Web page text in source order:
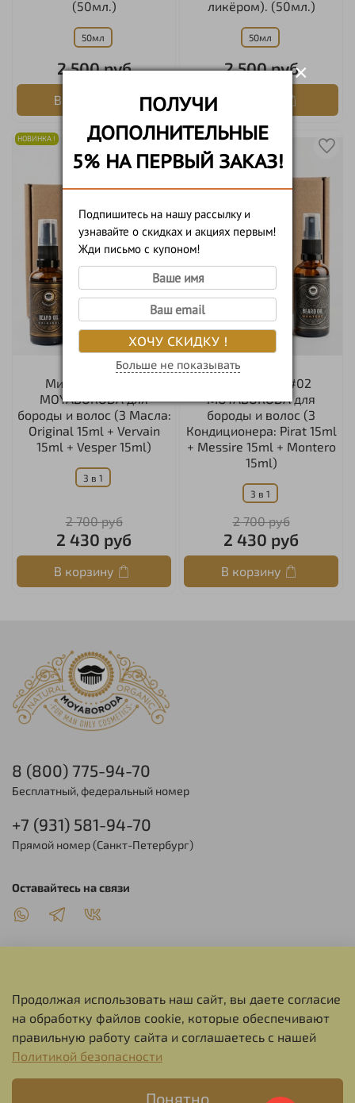
ПОЛУЧИ
ДОПОЛНИТЕЛЬНЫЕ
5% НА ПЕРВЫЙ ЗАКАЗ!
Подпишитесь на нашу рассылку и
узнавайте о скидках и акциях первым!
Жди письмо с купоном!
ХОЧУ СКИДКУ !
Больше не показывать
×
(50мл.)
50мл
2 500 руб
В корзину
ликёром). (50мл.)
50мл
2 500 руб
НОВИНКА !
Миди-набор #01
MOYABORODA для
бороды и волос (3 Масла:
Original 15ml + Vervain
15ml + Vesper 15ml)
3 в 1
2 700 руб
2 430 руб
В корзину
НОВИНКА ! -10%
Миди-набор #02
MOYABORODA для
бороды и волос (3
Кондиционера: Pirat 15ml
+ Messire 15ml + Montero
15ml)
3 в 1
2 700 руб
2 430 руб
В корзину
О НАС
СЕРВИС
8 (800) 775-94-70
Бесплатный, федеральный номер
+7 (931) 581-94-70
Прямой номер (Санкт-Петербург)
Оставайтесь на связи
Продолжая использовать наш сайт, вы даете согласие
на обработку файлов cookie, которые обеспечивают
правильную работу сайта и соглашаетесь с нашей
Политикой безопасности
Понятно